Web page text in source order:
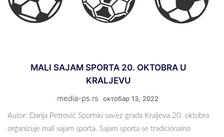
MALI SAJAM SPORTA 20. OKTOBRA U
KRALJEVU
media-ps.rs октобар 13, 2022
Autor: Darija Petrović Sportski savez grada Kraljeva 20. oktobra
organizuje mali sajam sporta. Sajam sporta se tradicionalno